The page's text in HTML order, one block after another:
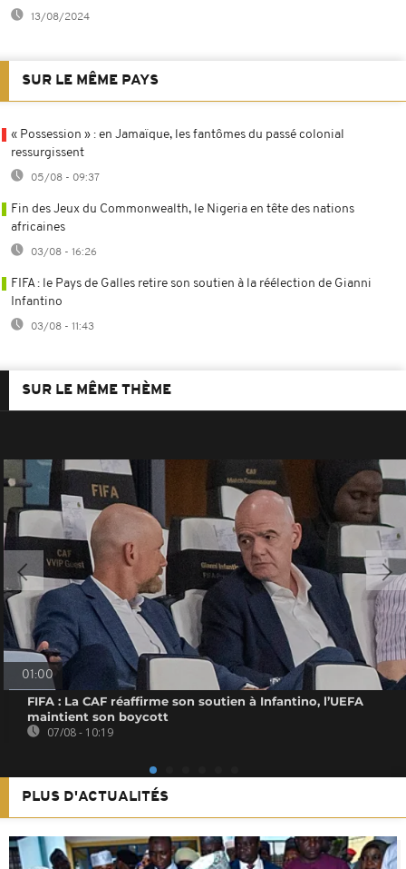
13/08/2024
SUR LE MÊME PAYS
« Possession » : en Jamaïque, les fantômes du passé colonial
ressurgissent
05/08 - 09:37
Fin des Jeux du Commonwealth, le Nigeria en tête des nations
africaines
03/08 - 16:26
FIFA : le Pays de Galles retire son soutien à la réélection de Gianni
Infantino
03/08 - 11:43
SUR LE MÊME THÈME
01:00
FIFA : La CAF réaffirme son soutien à Infantino, l’UEFA
maintient son boycott
07/08 - 10:19
PLUS D'ACTUALITÉS